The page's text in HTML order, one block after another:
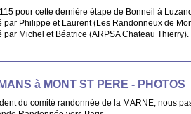
pour cette dernière étape de Bonneil à
par Philippe et Laurent (Les Randonneux de
par Michel et Béatrice (ARPSA Chateau Thierry).
à MONT ST PERE - PHOTOS
du comité randonnée de la MARNE, nous